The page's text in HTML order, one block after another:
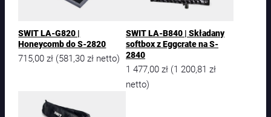
SWIT LA-G820 |
Honeycomb do S-2820
715,00zł (581,30zł netto)
SWIT LA-B840 | Składany
softbox z Eggcrate na S-
2840
1 477,00 zł (1 200,81 zł
netto)